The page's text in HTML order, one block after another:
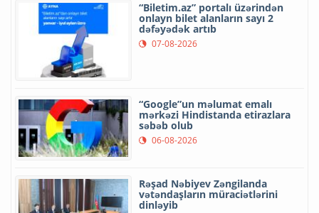
“Biletim.az” portalı üzərindən
onlayn bilet alanların sayı 2
dəfəyədək artıb
07-08-2026
“Google”un məlumat emalı
mərkəzi Hindistanda etirazlara
səbəb olub
06-08-2026
Rəşad Nəbiyev Zəngilanda
vətəndaşların müraciətlərini
dinləyib